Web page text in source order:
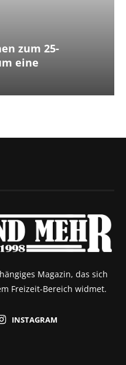
zum 25-
eine
Magazin, das sich
Freizeit-Bereich widmet.
INSTAGRAM